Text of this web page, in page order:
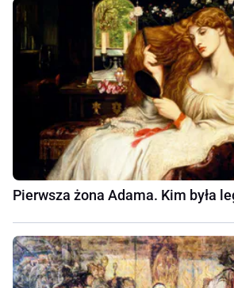
Pierwsza żona Adama. Kim była